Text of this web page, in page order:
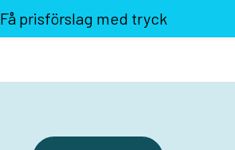
Få prisförslag med tryck